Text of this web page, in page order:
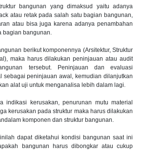
bangunan yang dimaksud yaitu adanya
atau retak pada salah satu bagian bangunan,
atau bisa juga karena adanya penambahan
bangunan.
berikut komponennya (Arsitektur, Struktur
maka harus dilakukan peninjauan atau audit
tersebut. Peninjauan dan evaluasi
sebagai peninjauan awal, kemudian dilanjutkan
alat uji untuk menganalisa lebih dalam lagi.
indikasi kerusakan, penurunan mutu material
kerusakan pada struktur maka harus dilakukan
komponen dan struktur bangunan.
dapat diketahui kondisi bangunan saat ini
bangunan harus dibongkar atau cukup